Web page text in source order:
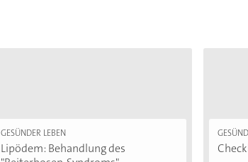
GESÜNDER LEBEN
Lipödem: Behandlung des